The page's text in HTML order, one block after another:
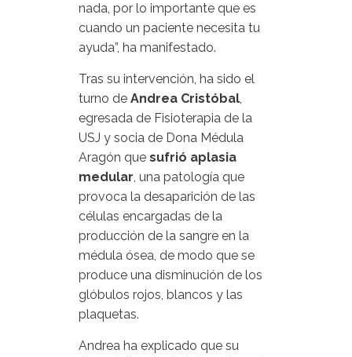
nada, por lo importante que es
cuando un paciente necesita tu
ayuda”, ha manifestado.
Tras su intervención, ha sido el
turno de Andrea Cristóbal,
egresada de Fisioterapia de la
USJ y socia de Dona Médula
Aragón que sufrió aplasia
medular, una patología que
provoca la desaparición de las
células encargadas de la
producción de la sangre en la
médula ósea, de modo que se
produce una disminución de los
glóbulos rojos, blancos y las
plaquetas.
Andrea ha explicado que su